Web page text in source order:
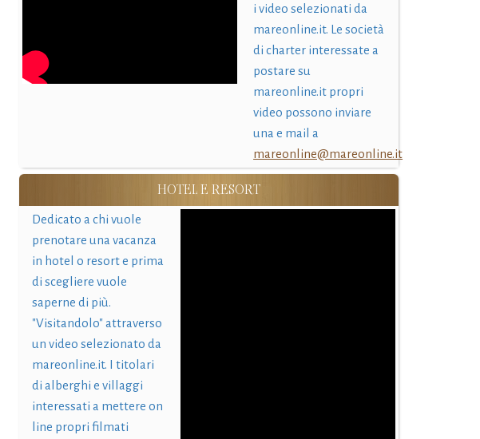
i video selezionati da
mareonline.it. Le società
di charter interessate a
postare su
mareonline.it propri
video possono inviare
una e mail a
mareonline@mareonline.it
HOTEL E RESORT
Dedicato a chi vuole
prenotare una vacanza
in hotel o resort e prima
di scegliere vuole
saperne di più.
"Visitandolo" attraverso
un video selezionato da
mareonline.it. I titolari
di alberghi e villaggi
interessati a mettere on
line propri filmati